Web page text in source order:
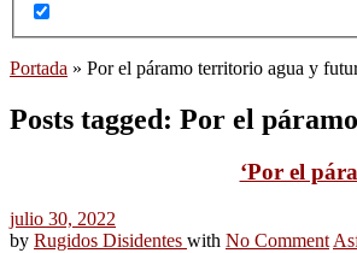
Portada » Por el páramo territorio agua y
Posts tagged: Por el
‘Por el
julio 30, 2022
by Rugidos Disidentes with No Comment